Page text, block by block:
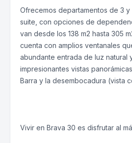
Ofrecemos departamentos de 3
suite, con opciones de
van desde los 138 m2 hasta 305
cuenta con amplios ventanales
abundante entrada de luz natural
impresionantes vistas
Barra y la desembocadura (vista
Vivir en Brava 30 es disfrutar al